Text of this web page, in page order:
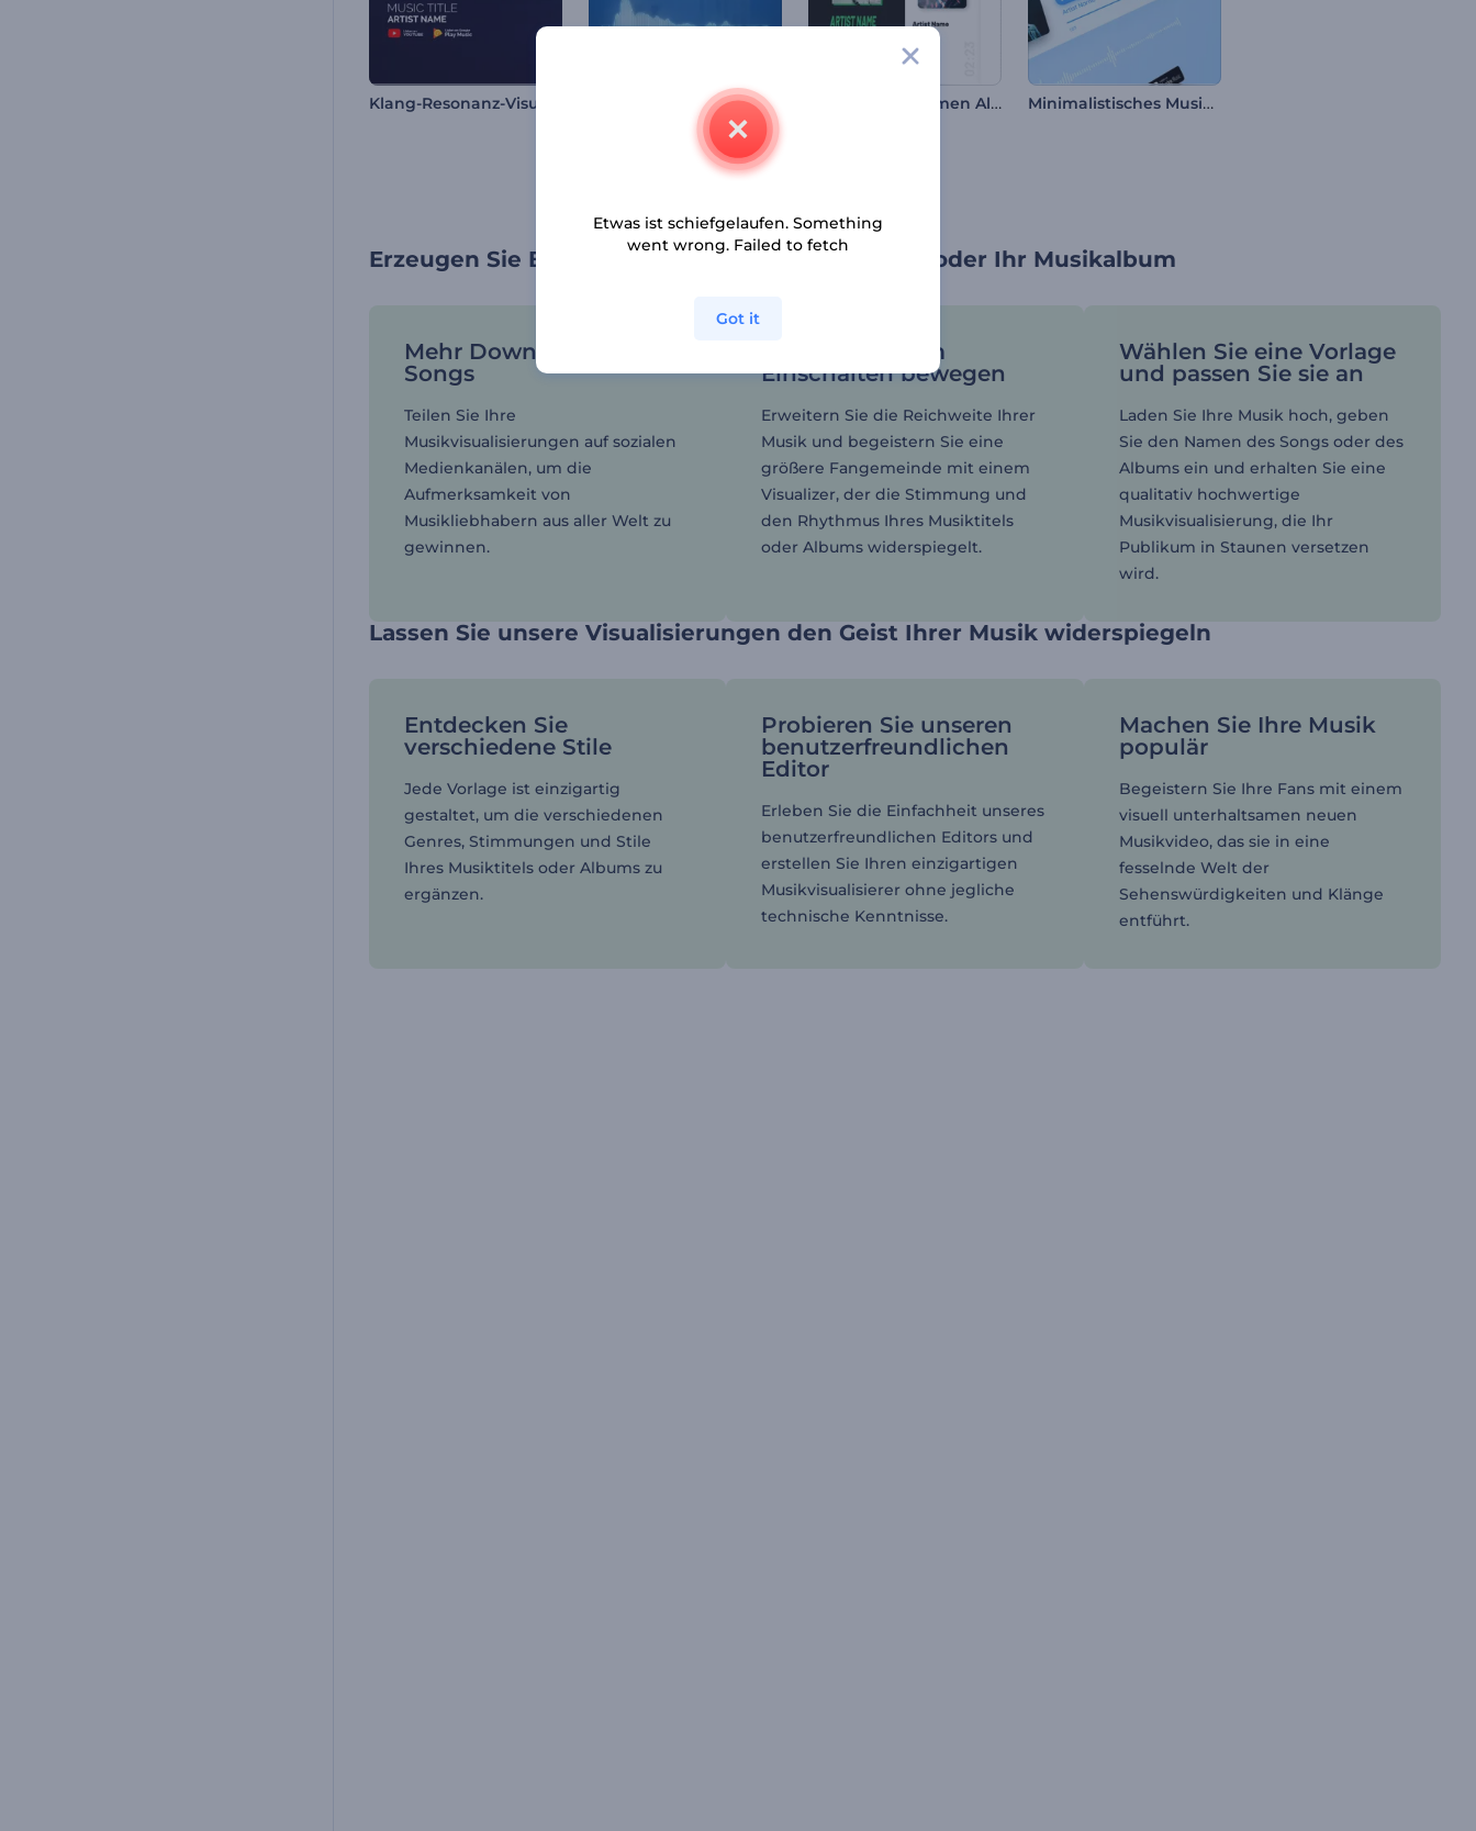
Equalizer mit glattem Farbverlauf Moderne Rhythmen Album-Promo Minimalistisches Musikalbum zu Werbezwecken
Erzeugen Sie Begeisterung für Ihre neue Single oder Ihr Musikalbum
Mehr Downloads für Ihre
Songs
Teilen Sie Ihre
Musikvisualisierungen auf sozialen
Medienkanälen, um die
Aufmerksamkeit von
Musikliebhabern aus aller Welt zu
gewinnen.
Mehr Hörer zum
Einschalten bewegen
Erweitern Sie die Reichweite Ihrer
Musik und begeistern Sie eine
größere Fangemeinde mit einem
Visualizer, der die Stimmung und
den Rhythmus Ihres Musiktitels
oder Albums widerspiegelt.
Wählen Sie eine Vorlage
und passen Sie sie an
Laden Sie Ihre Musik hoch, geben
Sie den Namen des Songs oder des
Albums ein und erhalten Sie eine
qualitativ hochwertige
Musikvisualisierung, die Ihr
Publikum in Staunen versetzen
wird.
Lassen Sie unsere Visualisierungen den Geist Ihrer Musik widerspiegeln
Entdecken Sie
verschiedene Stile
Jede Vorlage ist einzigartig
gestaltet, um die verschiedenen
Genres, Stimmungen und Stile
Ihres Musiktitels oder Albums zu
ergänzen.
Probieren Sie unseren
benutzerfreundlichen
Editor
Erleben Sie die Einfachheit unseres
benutzerfreundlichen Editors und
erstellen Sie Ihren einzigartigen
Musikvisualisierer ohne jegliche
technische Kenntnisse.
Machen Sie Ihre Musik
populär
Begeistern Sie Ihre Fans mit einem
visuell unterhaltsamen neuen
Musikvideo, das sie in eine
fesselnde Welt der
Sehenswürdigkeiten und Klänge
entführt.
Etwas ist schiefgelaufen. Something
went wrong. Failed to fetch
Got it